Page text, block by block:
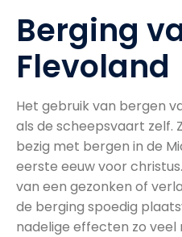
Berging
Flevoland
Het gebruik van bergen
als de scheepsvaart zelf.
bezig met bergen in de
eerste eeuw voor
van een gezonken of
de berging spoedig
nadelige effecten zo